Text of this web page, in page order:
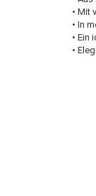
• Mit
• In
• Ein
•